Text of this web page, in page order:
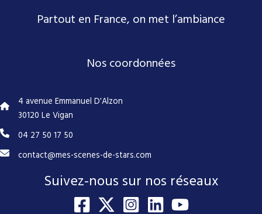
Partout en France, on met l’ambiance
Nos coordonnées
4 avenue Emmanuel D'Alzon
30120 Le Vigan
04 27 50 17 50
contact@mes-scenes-de-stars.com
Suivez-nous sur nos réseaux